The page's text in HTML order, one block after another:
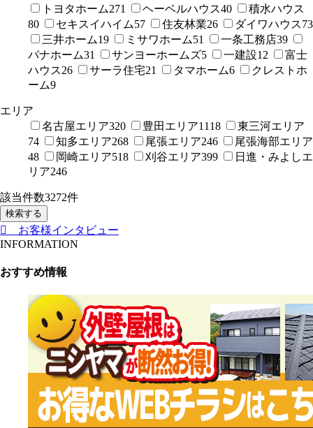
トヨタホーム271 ヘーベルハウス40
積水ハウス
80
セキスイハイム57 住友林業26 ダイワハウス73
三井ホーム19 ミサワホーム51 一条工務店39
パナホーム31 サンヨーホームズ5 一建設12
富士
ハウス26 サーラ住宅21 タマホーム6
クレストホ
ーム9
エリア
名古屋エリア320 豊田エリア1118
東三河エリア
74
知多エリア268 尾張エリア246
尾張海部エリア
48
岡崎エリア518 刈谷エリア399
日進・みよしエ
リア246
該当件数3272件
検索する
お客様インタビュー
INFORMATION
おすすめ情報